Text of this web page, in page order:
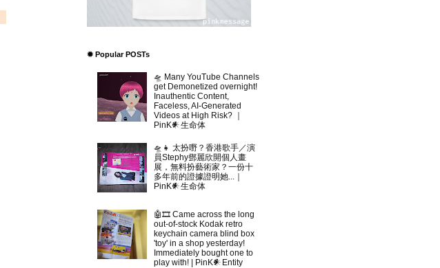
✹ Popular POSTs
🛸 Many YouTube Channels
get Demonetized overnight!
Inauthentic Content,
Faceless, AI-Generated
Videos at High Risk? ｜
PinK𒀭生命体
🛸👧 太扮嘢？香港歌手／演
員Stephy鄧麗欣開個人畫
展，無料扮藝術家？一份十
多年前的證據證明她...｜
PinK𒀭生命体
🤖🎞 Came across the long
out-of-stock Kodak retro
keychain camera blind box
'toy' in a shop yesterday!
Immediately bought one to
play with! | PinK𒀭Entity